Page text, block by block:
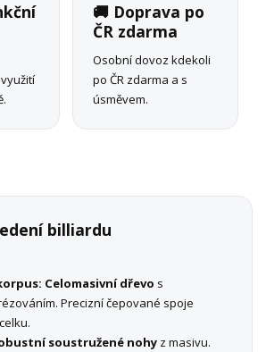
🚚 Doprava po
ČR zdarma
Osobní dovoz kdekoli
po ČR zdarma a s
úsměvem.
billiardu
Celomasivní dřevo s
Precizní čepované spoje
soustružené nohy z masivu.